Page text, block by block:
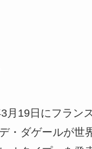
月19日にフラン
・ダゲールが世